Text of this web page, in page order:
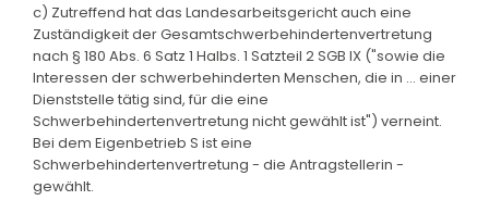
c) Zutreffend hat das Landesarbeitsgericht auch eine
Zuständigkeit der Gesamtschwerbehindertenvertretung
nach § 180 Abs. 6 Satz 1 Halbs. 1 Satzteil 2 SGB IX ("sowie die
Interessen der schwerbehinderten Menschen, die in ... einer
Dienststelle tätig sind, für die eine
Schwerbehindertenvertretung nicht gewählt ist") verneint.
Bei dem Eigenbetrieb S ist eine
Schwerbehindertenvertretung - die Antragstellerin -
gewählt.